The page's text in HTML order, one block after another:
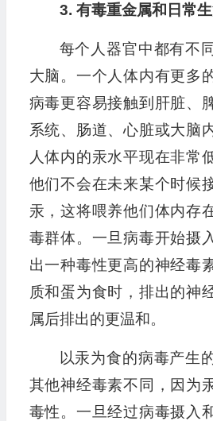
3. 有毒重金属和日常
每个人器官中都有不
大脑。一个人体内有更多
病毒更容易接触到肝脏、
系统、肠道、心脏或大脑
人体内的汞水平现在非常
他们不会在未来某个时候
汞，这将喂养他们体内存
毒群体。一旦病毒开始摄
出一种毒性更高的神经毒
质和蛋为食时，排出的神
属后排出的更温和。
以汞为食的病毒产生
其他神经毒素不同，因为
毒性。一旦经过病毒摄入